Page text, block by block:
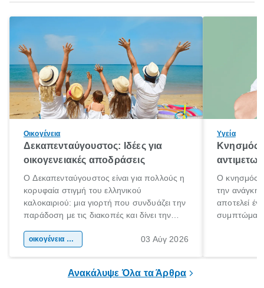
Οικογένεια
Δεκαπενταύγουστος: Ιδέες για
οικογενειακές αποδράσεις
Ο Δεκαπενταύγουστος είναι για πολλούς η
κορυφαία στιγμή του ελληνικού
καλοκαιριού: μια γιορτή που συνδυάζει την
παράδοση με τις διακοπές και δίνει την
χώρας. Είτε πρόκειται για λίγες μέρες
οικογένεια & παιδί 03 Αύγ 2026
Υγεία
Κνησμός:
Ο κνησμός
την ανάγκη
αποτελεί
Ανακάλυψε Όλα τα Άρθρα